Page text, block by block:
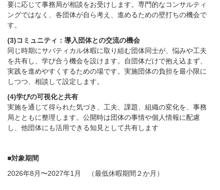
要に応じて事務局が相談をお受けします。専門的なコンサルティ
ングではなく、各団体が自ら考え、進めるための壁打ちの機会で
す。
(3)コミュニティ：導入団体との交流の機会
同じ時期にサバティカル休暇に取り組む団体同士が、悩みや工夫
を共有し、学び合う機会を設けます。自団体だけで抱え込まず、
実践を進めやすくするための場です。実施団体の負担を最小限に
しつつ、相談して設定します。
(4)学びの可視化と共有
実施を通じて得られた気づき、工夫、課題、組織の変化を、事務
局とともに整理します。公開時は団体の事情や個人情報に配慮
し、他団体にも活用できる知見として共有します
■対象期間
2026年8月〜2027年1月 （最低休暇期間２か月）